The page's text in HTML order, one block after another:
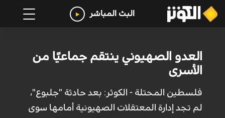
البث المباشر
العدو الصهيوني ينتقم جماعيًا من
الأسرى
فلسطين المحتلة - الكوثر: بعد حادثة "جلبوع"،
لم تجد إدارة المعتقلات الصهيونية أمامها سوى